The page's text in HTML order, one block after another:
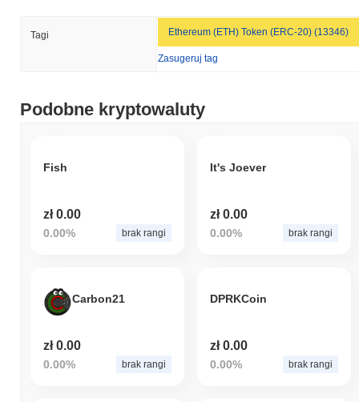
Tagi Ethereum (ETH) Token (ERC-20) (13346)
Zasugeruj tag
Podobne kryptowaluty
Fish
zł 0.00
0.00% brak rangi
It's Joever
zł 0.00
0.00% brak rangi
Carbon21
zł 0.00
0.00% brak rangi
DPRKCoin
zł 0.00
0.00% brak rangi